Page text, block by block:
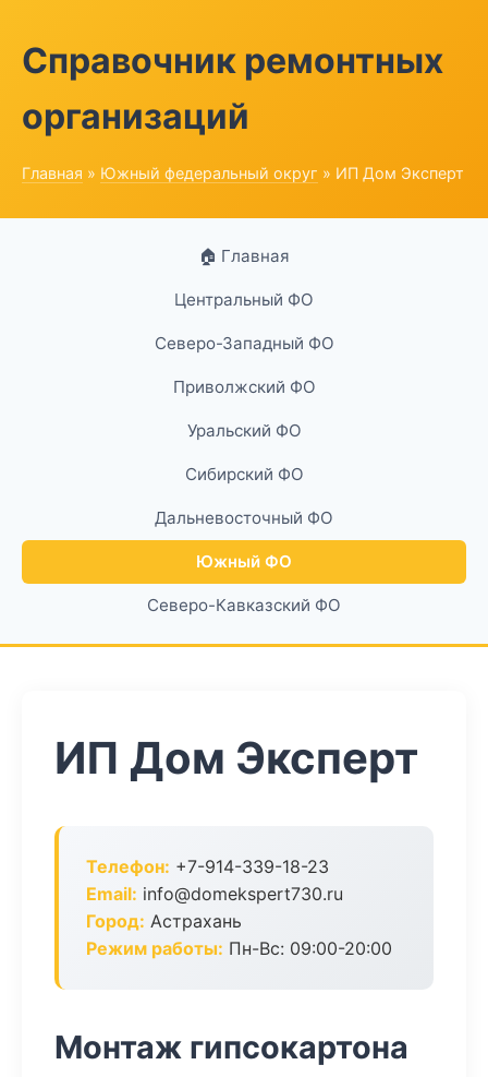
Справочник ремонтных
организаций
Главная » Южный федеральный округ » ИП Дом Эксперт
🏠 Главная
Центральный ФО
Северо-Западный ФО
Приволжский ФО
Уральский ФО
Сибирский ФО
Дальневосточный ФО
Южный ФО
Северо-Кавказский ФО
ИП Дом Эксперт
Телефон: +7-914-339-18-23
Email: info@domekspert730.ru
Город: Астрахань
Режим работы: Пн-Вс: 09:00-20:00
Монтаж гипсокартона